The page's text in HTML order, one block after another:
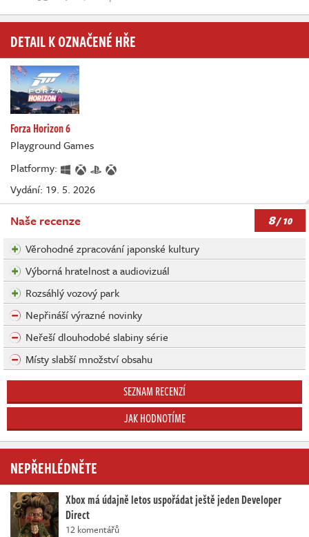
DETAIL K OZNAČENÉ HŘE
Forza Horizon 6
Playground Games
Platformy:
Vydání: 19. 5. 2026
Naše recenze 8/ 10
Věrohodné zpracování japonské kultury
Výborná hratelnost a audiovizuál
Rozsáhlý vozový park
Nepřináší výrazné novinky
Neřeší dlouhodobé slabiny série
Místy slabší množství obsahu
SEZNAM RECENZÍ
JAK HODNOTÍME
NEPŘEHLÉDNĚTE
Xbox má údajně letos uspořádat ještě jeden Developer
Direct
12 komentářů